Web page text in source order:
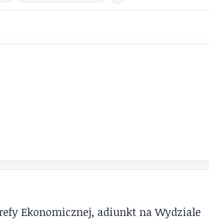
Ekonomicznej, adiunkt na Wydziale